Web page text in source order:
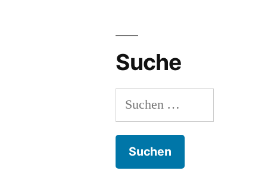
Suche
Suchen
nach: